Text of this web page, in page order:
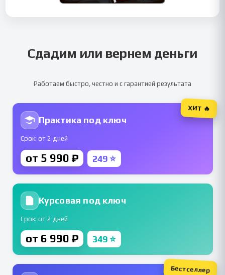
Сдадим или вернем деньги
Работаем быстро, честно и с гарантией результата
Практика под ключ
Срок: от 2 дней
от 5 990 ₽ 249 ⭐
ХИТ 🔥
Курсовая под ключ
Срок: от 2 дней
от 6 990 ₽ 349 ⭐
Бестселлер